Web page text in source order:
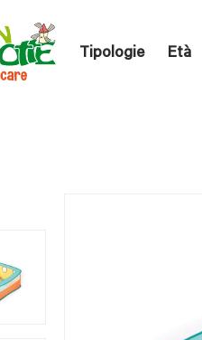
Tipologie Età